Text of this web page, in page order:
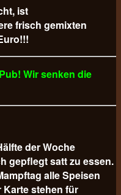
ist
frisch gemixten
Wir senken die
der Woche
gepflegt satt zu essen.
alle Speisen
stehen für